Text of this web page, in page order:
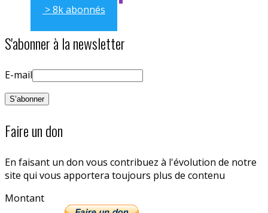
> 8k abonnés
S'abonner à la newsletter
E-mail
Faire un don
En faisant un don vous contribuez à l'évolution de notre
site qui vous apportera toujours plus de contenu
Montant